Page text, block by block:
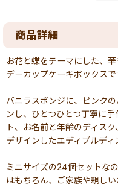
商品詳細
お花と蝶をテーマにした、
デーカップケーキボックスで
バニラスポンジに、ピンク
ンし、ひとつひとつ丁寧に
ト、お名前と年齢のディス
デザインしたエディブルディ
ミニサイズの24個セットな
はもちろん、ご家族や親し